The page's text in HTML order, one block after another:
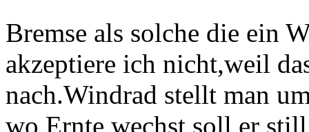
Bremse als solche die ein
akzeptiere ich nicht,weil
nach.Windrad stellt man
wo Ernte wechst soll er